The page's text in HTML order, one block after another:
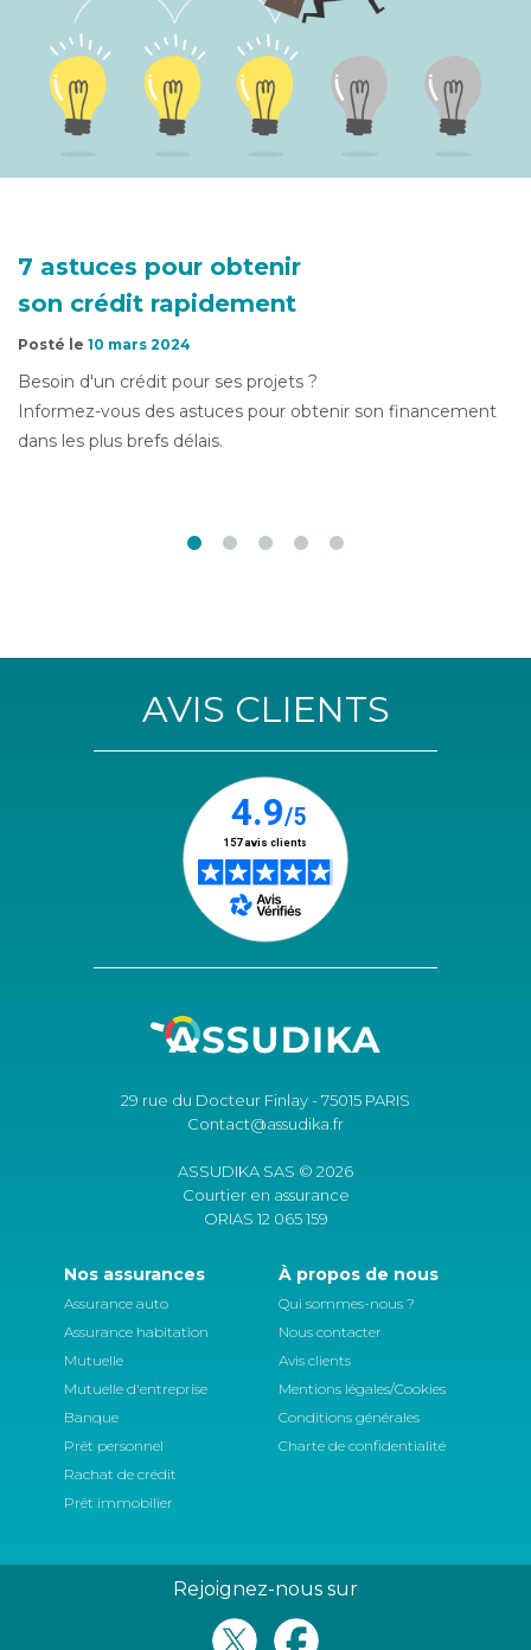
7 astuces pour obtenir
son crédit rapidement
Posté le 10 mars 2024
Besoin d'un crédit pour ses projets ?
Informez-vous des astuces pour obtenir son financement
dans les plus brefs délais.
AVIS CLIENTS
29 rue du Docteur Finlay - 75015 PARIS
Contact@assudika.fr
ASSUDIKA SAS © 2026
Courtier en assurance
ORIAS 12 065 159
Nos assurances
Assurance auto
Assurance habitation
Mutuelle
Mutuelle d'entreprise
Banque
Prêt personnel
Rachat de crédit
Prêt immobilier
À propos de nous
Qui sommes-nous ?
Nous contacter
Avis clients
Mentions légales/Cookies
Conditions générales
Charte de confidentialité
Rejoignez-nous sur